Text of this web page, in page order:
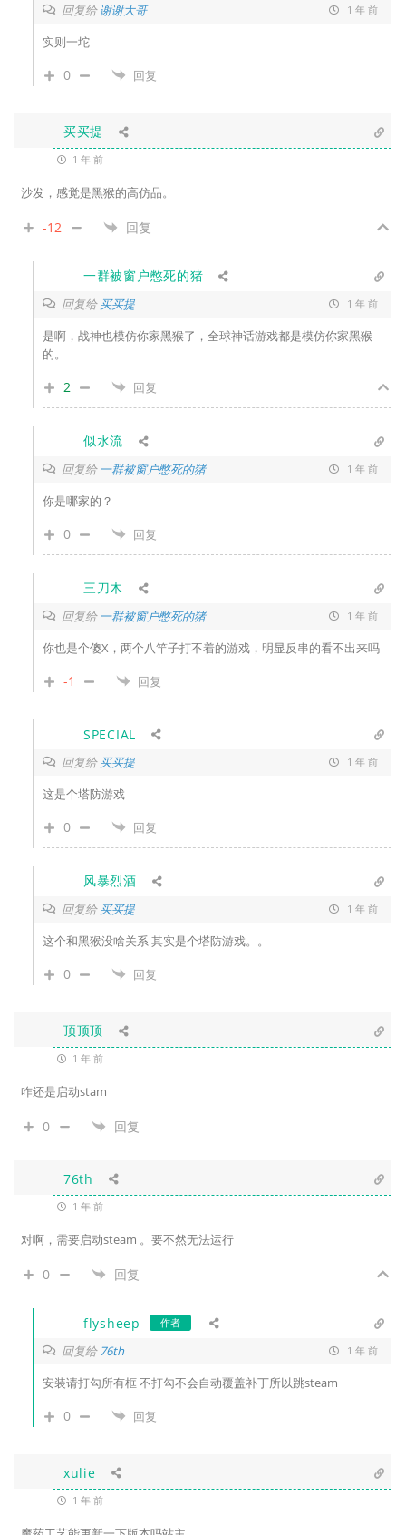
回复给谢谢大哥 1 年 前
实则一坨
0 回复
买买提
1 年 前
沙发，感觉是黑猴的高仿品。
-12 回复
一群被窗户憋死的猪
回复给买买提 1 年 前
是啊，战神也模仿你家黑猴了，全球神话游戏都是模仿你家黑猴
的。
2 回复
似水流
回复给 一群被窗户憋死的猪 1 年 前
你是哪家的？
0 回复
三刀木
回复给 一群被窗户憋死的猪 1 年 前
你也是个傻X，两个八竿子打不着的游戏，明显反串的看不出来吗
-1 回复
SPECIAL
回复给买买提 1 年 前
这是个塔防游戏
0 回复
风暴烈酒
回复给买买提 1 年 前
这个和黑猴没啥关系 其实是个塔防游戏。。
0 回复
顶顶顶
1 年 前
咋还是启动stam
0 回复
76th
1 年 前
对啊，需要启动steam 。要不然无法运行
0 回复
flysheep 作者
回复给 76th 1 年 前
安装请打勾所有框 不打勾不会自动覆盖补丁所以跳steam
0 回复
xulie
1 年 前